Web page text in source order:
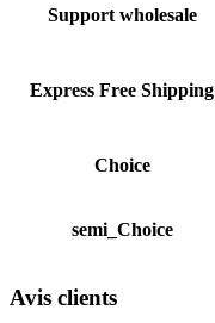
Support wholesale
Express Free Shipping
Choice
semi_Choice
Avis clients